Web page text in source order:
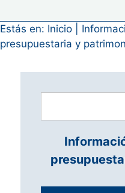
Estás en: Inicio
presupuestaria y